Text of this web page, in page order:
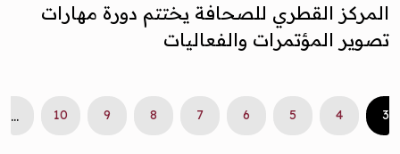
المركز القطري للصحافة يختتم دورة مهارات
تصوير المؤتمرات والفعاليات
3
4
5
6
7
8
9
10
...